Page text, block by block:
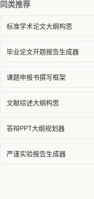
同类推荐
标准学术论文大纲构思
毕业论文开题报告生成器
课题申报书撰写框架
文献综述大纲构思
答辩PPT大纲规划器
严谨实验报告生成器